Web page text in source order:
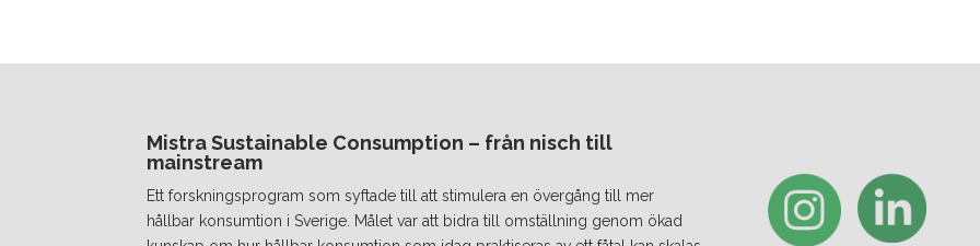
Mistra Sustainable Consumption – från nisch till
mainstream
Ett forskningsprogram som syftade till att stimulera en övergång till mer
hållbar konsumtion i Sverige. Målet var att bidra till omställning genom ökad